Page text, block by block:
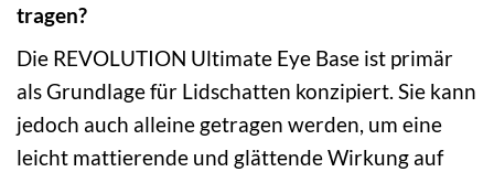
tragen?
Die REVOLUTION Ultimate Eye Base ist primär
als Grundlage für Lidschatten konzipiert. Sie kann
jedoch auch alleine getragen werden, um eine
leicht mattierende und glättende Wirkung auf